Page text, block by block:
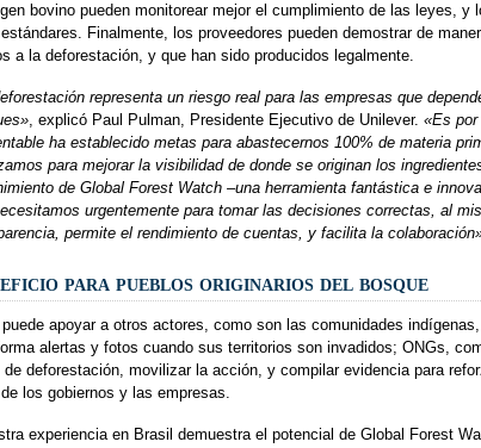
bovino pueden monitorear mejor el cumplimiento de las leyes,
Finalmente, los proveedores pueden demostrar de
a la deforestación, y que han sido producidos legalmente.
representa un riesgo real para las empresas que
, explicó Paul Pulman, Presidente Ejecutivo de Unilever. «Es
ha establecido metas para abastecernos 100% de materia
para mejorar la visibilidad de donde se originan los
de Global Forest Watch –una herramienta fantástica e
urgentemente para tomar las decisiones correctas, al
permite el rendimiento de cuentas, y facilita la
para pueblos originarios del bosque
apoyar a otros actores, como son las comunidades
alertas y fotos cuando sus territorios son invadidos; ONGs,
de deforestación, movilizar la acción, y compilar evidencia para
los gobiernos y las empresas.
experiencia en Brasil demuestra el potencial de Global Forest